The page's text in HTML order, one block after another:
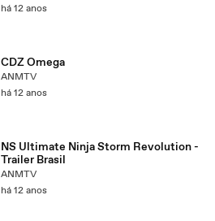
há 12 anos
CDZ Omega
ANMTV
há 12 anos
NS Ultimate Ninja Storm Revolution -
Trailer Brasil
ANMTV
há 12 anos